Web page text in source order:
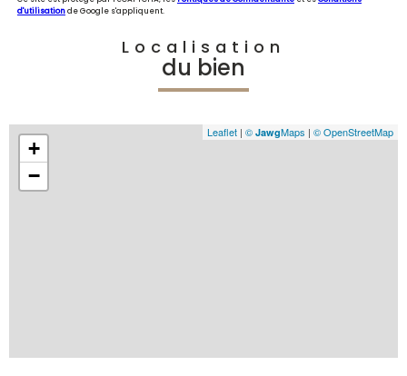
d'utilisationde Google s'appliquent.
Localisation
du bien
+
−
Leaflet | © JawgMaps | © OpenStreetMap